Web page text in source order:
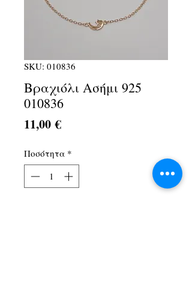
SKU: 010836
Βραχιόλι Ασήμι 925
010836
11,00 €Τιμή
Ποσότητα *